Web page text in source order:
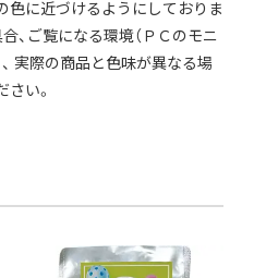
色に近づけるようにしておりま
、ご覧になる環境（ＰＣのモニ
実際の商品と色味が異なる場
い。